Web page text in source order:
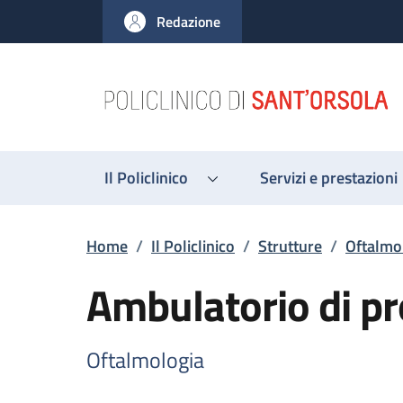
al contenuto principale
to footer content
Redazione
Il Policlinico Servizi e prestazioni
Briciole di pane
Home / Il Policlinico / Strutture /
Ambulatorio di
Oftalmologia